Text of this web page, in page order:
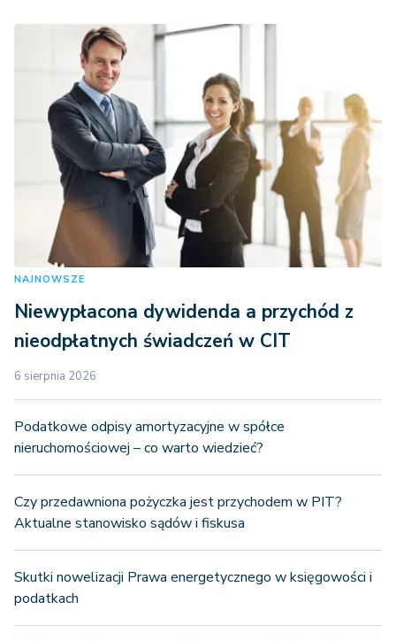
NAJNOWSZE
Niewypłacona dywidenda a przychód z
nieodpłatnych świadczeń w CIT
6 sierpnia 2026
Podatkowe odpisy amortyzacyjne w spółce
nieruchomościowej – co warto wiedzieć?
Czy przedawniona pożyczka jest przychodem w PIT?
Aktualne stanowisko sądów i fiskusa
Skutki nowelizacji Prawa energetycznego w księgowości i
podatkach